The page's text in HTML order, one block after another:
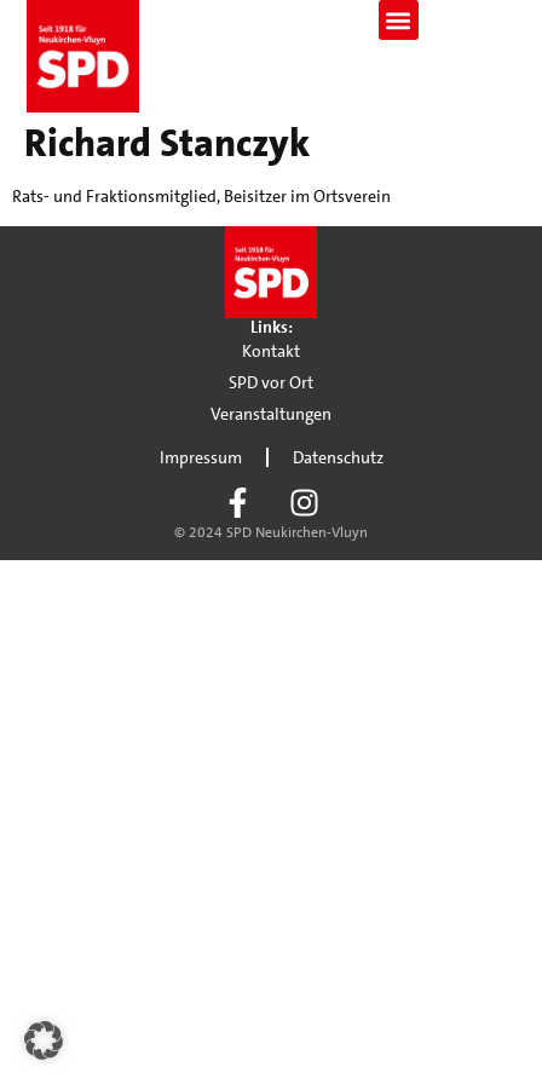
Richard Stanczyk
Rats- und Fraktionsmitglied, Beisitzer im Ortsverein
Links:
Kontakt
SPD vor Ort
Veranstaltungen
Impressum
Datenschutz
© 2024 SPD Neukirchen-Vluyn